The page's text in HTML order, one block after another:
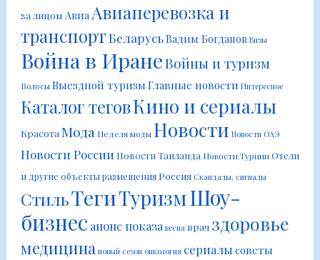
за лицом Авиа Авиаперевозка и
транспортБеларусьВадим Богданов Визы
Война в ИранеВойны и туризм
ВолосыВыездной туризмГлавные новости Интересное
Каталог теговКино и сериалы
Красота Мода Неделя моды Новости Новости ОАЭ
Новости России Новости Таиланда Новости ТурцииОтели
и другие объекты размещенияРоссия Скандалы, сигналы
СтильТегиТуризмШоу-
бизнес анонс показа весна врач здоровье
медицина новый сезон онкология сериалы советы